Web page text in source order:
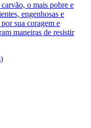
o mais pobre e
engenhosas e
sua coragem e
maneiras de resistir
)